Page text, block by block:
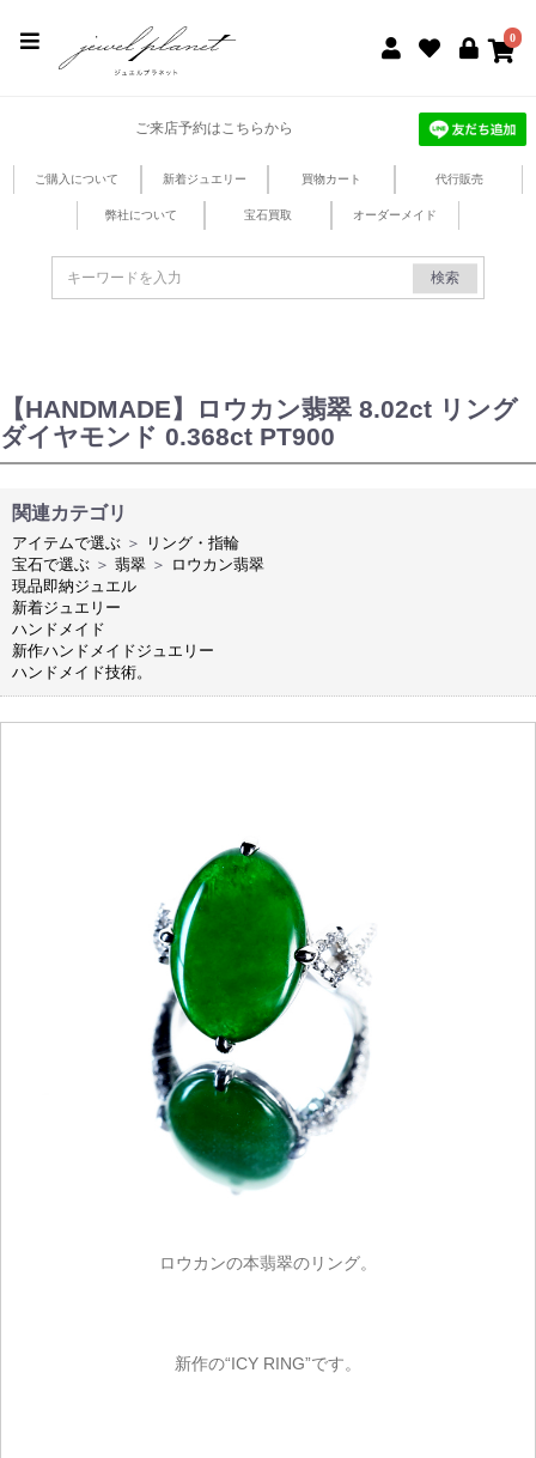
0
ご来店予約はこちらから
ご購入について 新着ジュエリー 買物カート 代行販売
弊社について 宝石買取 オーダーメイド
検索
【HANDMADE】ロウカン翡翠 8.02ct リング
ダイヤモンド 0.368ct PT900
関連カテゴリ
アイテムで選ぶ ＞
リング・指輪
宝石で選ぶ ＞ 翡翠 ＞ ロウカン翡翠
現品即納ジュエル
新着ジュエリー
ハンドメイド
新作ハンドメイドジュエリー
ハンドメイド技術。
ロウカンの本翡翠のリング。
新作の“ICY RING”です。